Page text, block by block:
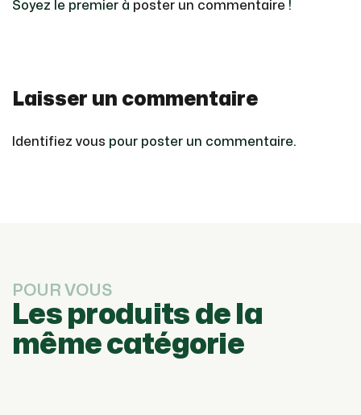
Soyez le premier à poster un commentaire !
Laisser un commentaire
Identifiez vous pour poster un commentaire.
POUR VOUS
Les produits de la
même catégorie